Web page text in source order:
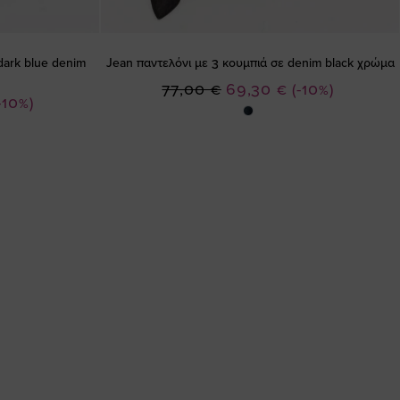
blue denim
Jean παντελόνι με 3 κουμπιά σε denim black χρώμα
(-10%)
Ειδική
Τιμή
69,30 €
77,00 €